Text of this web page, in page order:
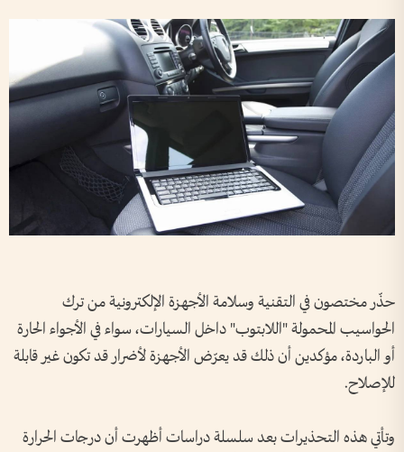
حذّر مختصون في التقنية وسلامة الأجهزة الإلكترونية من ترك
الحواسيب المحمولة "اللابتوب" داخل السيارات، سواء في الأجواء الحارة
أو الباردة، مؤكدين أن ذلك قد يعرّض الأجهزة لأضرار قد تكون غير قابلة
للإصلاح.
وتأتي هذه التحذيرات بعد سلسلة دراسات أظهرت أن درجات الحرارة